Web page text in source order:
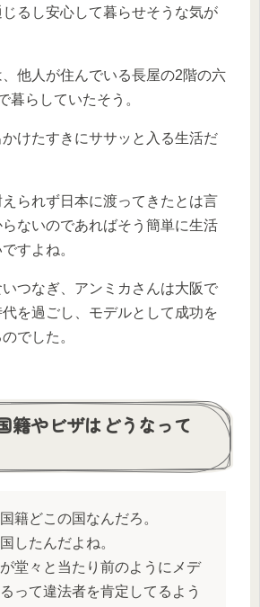
るし安心して暮らせそうな気が
他人が住んでいる長屋の2階の六
暮らしていたそう。
けたすきにササッと入る生活だ
られず日本に渡ってきたとは言
ないのであればそう簡単に生活
すよね。
つなぎ、アンミカさんは大阪で
を過ごし、モデルとして成功を
でした。
籍やビザはどうなって
籍どこの国なんだろ。
したんだよね。
堂々と当たり前のようにメデ
って違法者を肯定してるよう